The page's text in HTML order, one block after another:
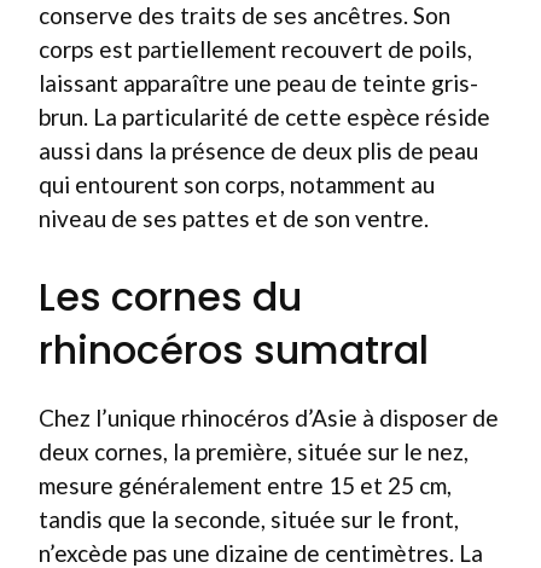
conserve des traits de ses ancêtres. Son
corps est partiellement recouvert de poils,
laissant apparaître une peau de teinte gris-
brun. La particularité de cette espèce réside
aussi dans la présence de deux plis de peau
qui entourent son corps, notamment au
niveau de ses pattes et de son ventre.
Les cornes du
rhinocéros sumatral
Chez l’unique rhinocéros d’Asie à disposer de
deux cornes, la première, située sur le nez,
mesure généralement entre 15 et 25 cm,
tandis que la seconde, située sur le front,
n’excède pas une dizaine de centimètres. La